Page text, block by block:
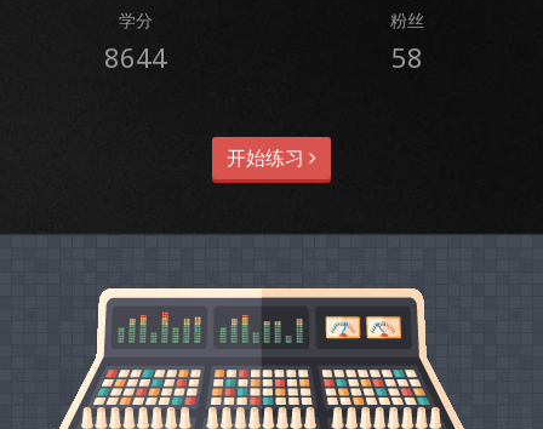
学分
8644
粉丝
58
开始练习